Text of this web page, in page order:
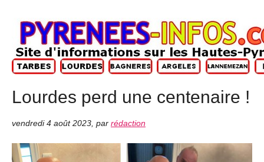
Lourdes perd une centenaire !
vendredi 4 août 2023 par rédaction